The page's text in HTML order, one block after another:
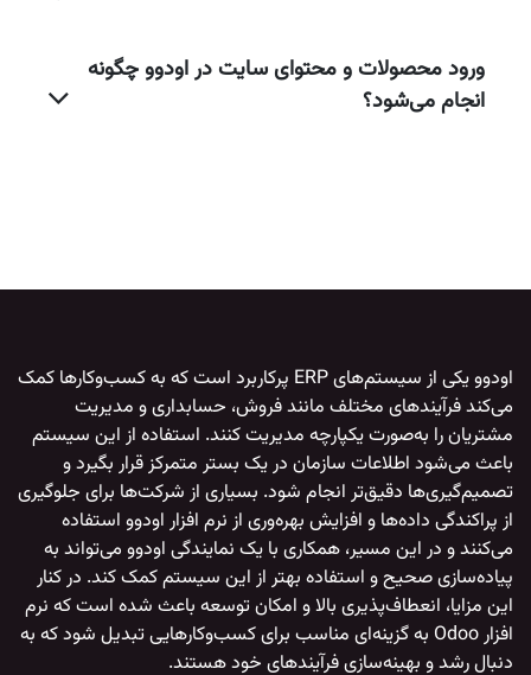
ورود محصولات و محتوای سایت در اودوو چگونه
انجام می‌شود؟
اودوو
یکی از سیستم‌های ERP پرکاربرد است که به کسب‌وکارها کمک
می‌کند فرآیندهای مختلف مانند فروش، حسابداری و مدیریت
مشتریان را به‌صورت یکپارچه مدیریت کنند. استفاده از این سیستم
باعث می‌شود اطلاعات سازمان در یک بستر متمرکز قرار بگیرد و
تصمیم‌گیری‌ها دقیق‌تر انجام شود. بسیاری از شرکت‌ها برای جلوگیری
از پراکندگی داده‌ها و افزایش بهره‌وری از نرم افزار اودوو استفاده
می‌کنند و در این مسیر، همکاری با یک نمایندگی اودوو می‌تواند به
پیاده‌سازی صحیح و استفاده بهتر از این سیستم کمک کند. در کنار
این مزایا، انعطاف‌پذیری بالا و امکان توسعه باعث شده است که نرم
افزار Odoo
به گزینه‌ای مناسب برای کسب‌وکارهایی تبدیل شود که به
دنبال رشد و بهینه‌سازی فرآیندهای خود هستند.